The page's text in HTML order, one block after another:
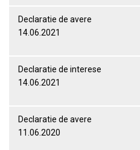
Declaratie de avere
14.06.2021
Declaratie de interese
14.06.2021
Declaratie de avere
11.06.2020